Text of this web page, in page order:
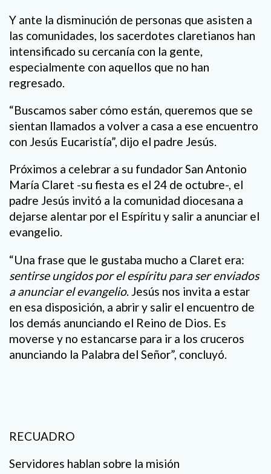
Y ante la disminución de personas que asisten a
las comunidades, los sacerdotes claretianos han
intensificado su cercanía con la gente,
especialmente con aquellos que no han
regresado.
“Buscamos saber cómo están, queremos que se
sientan llamados a volver a casa a ese encuentro
con Jesús Eucaristía”, dijo el padre Jesús.
Próximos a celebrar a su fundador San Antonio
María Claret -su fiesta es el 24 de octubre-, el
padre Jesús invitó a la comunidad diocesana a
dejarse alentar por el Espíritu y salir a anunciar el
evangelio.
“Una frase que le gustaba mucho a Claret era:
sentirse ungidos por el espíritu para ser enviados
a anunciar el evangelio. Jesús nos invita a estar
en esa disposición, a abrir y salir el encuentro de
los demás anunciando el Reino de Dios. Es
moverse y no estancarse para ir a los cruceros
anunciando la Palabra del Señor”, concluyó.
RECUADRO
Servidores hablan sobre la misión